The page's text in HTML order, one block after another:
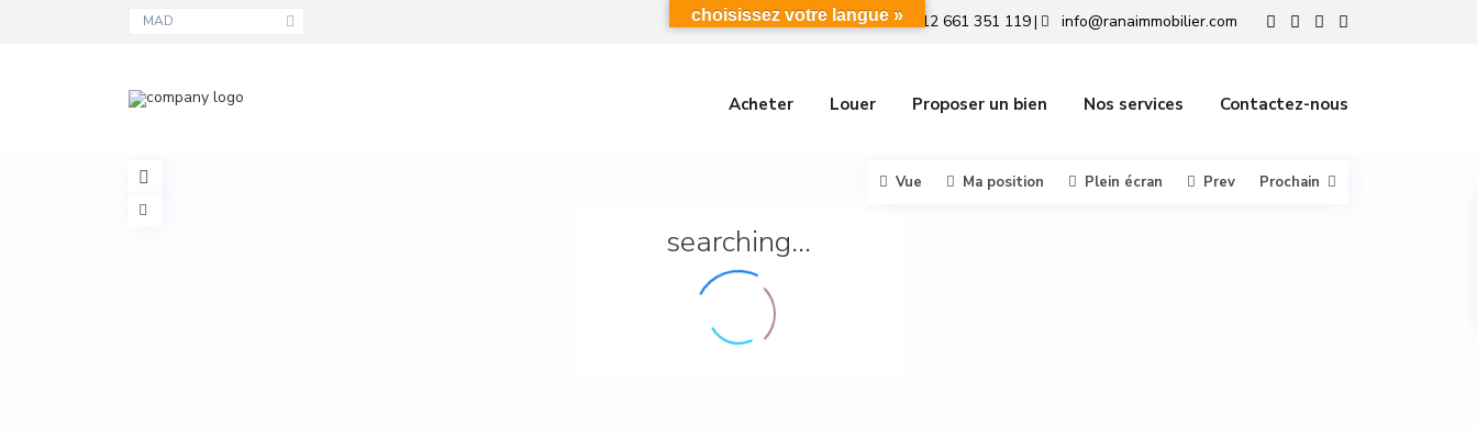
MAD +212 661 351 119| info@ranaimmobilier.com
Acheter Louer Proposer un bien Nos services Contactez-nous
searching...
Vue Ma position Plein écran Prev Prochain
choisissez votre langue »